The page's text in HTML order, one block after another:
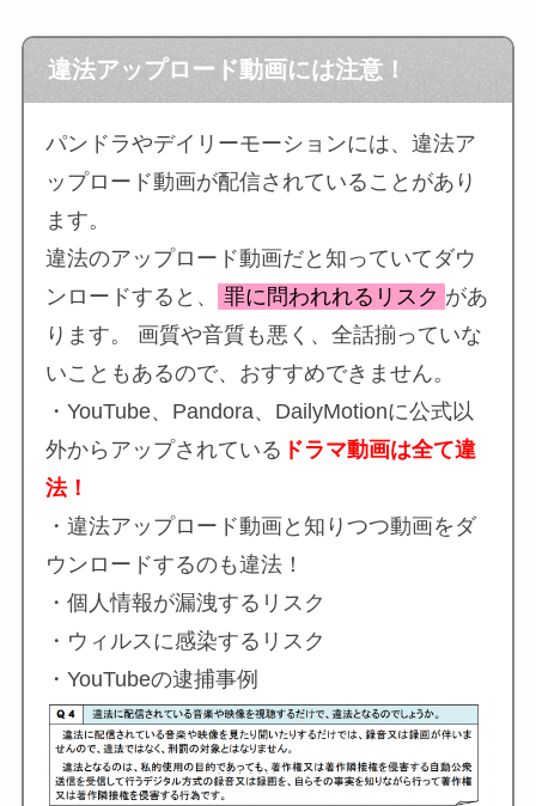
違法アップロード動画には注意！
パンドラやデイリーモーションには、違法ア
ップロード動画が配信されていることがあり
ます。
違法のアップロード動画だと知っていてダウ
ンロードすると、
罪に問われれるリスク があ
ります。 画質や音質も悪く、全話揃っていな
いこともあるので、おすすめできません。
・YouTube、Pandora、DailyMotionに公式以
外からアップされている ドラマ動画は全て違
法！
・違法アップロード動画と知りつつ動画をダ
ウンロードするのも違法！
・個人情報が漏洩するリスク
・ウィルスに感染するリスク
・YouTubeの逮捕事例